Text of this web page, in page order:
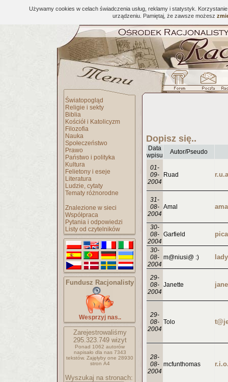
Używamy cookies w celach świadczenia usług, reklamy i statystyk.
urządzeniu. Pamiętaj, że zawsze możesz
Światopogląd
Religie i sekty
Biblia
Kościół i Katolicyzm
Filozofia
Nauka
Społeczeństwo
Prawo
Państwo i polityka
Kultura
Felietony i eseje
Literatura
Ludzie, cytaty
Tematy różnorodne
Znalezione w sieci
Współpraca
Pytania i odpowiedzi
Listy od czytelników
Fundusz Racjonalisty
Wesprzyj nas..
Zarejestrowaliśmy
295.323.749wizyt
Ponad 1062 autorów
napisało dla nas 7343
tekstów. Zajęłyby one 28930
stron A4
Wyszukaj na stronach:
Dopisz się..
Data
wpisu
Autor/Pseudo
01-
09-
2004
Ruad
31-
08-
2004
Amal
30-
08-
2004
Garfield
30-
08-
2004
m@niusi@ :)
29-
08-
2004
Janette
29-
08-
2004
Tolo
28-
08-
2004
mcfunthomas